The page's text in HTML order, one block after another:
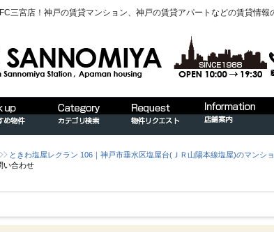
三宮店！神戸の賃貸マンション、神戸の賃貸アパートなどの賃貸情報
ときわ塩屋レクラン 106｜神戸市垂水区塩屋台(ＪＲ山陽本線塩屋)のマンシ
い合わせ